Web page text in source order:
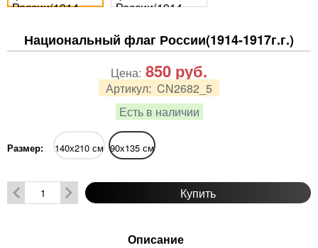
Национальный флаг России(1914-1917г.г.)
Артикул: CN2682_5
Есть в наличии
Цена: 850 руб.
Размер: 140х210 см 90х135 см
Купить
Описание